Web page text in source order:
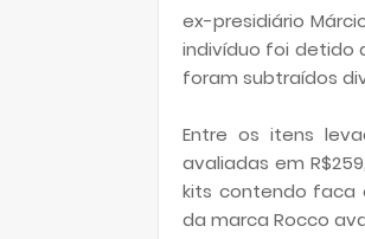
ex-presidiário
indivíduo foi detido
foram subtraídos
Entre os itens
avaliadas em
kits contendo faca
da marca Rocco